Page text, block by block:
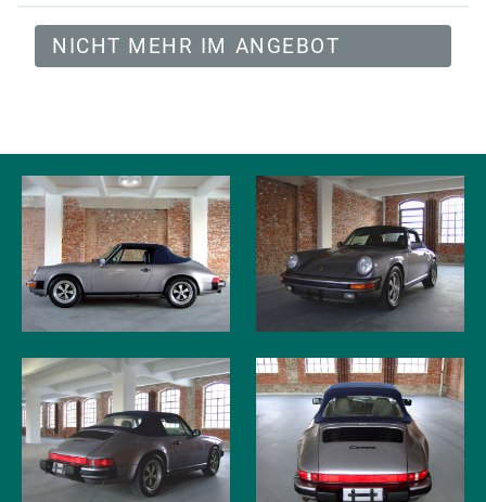
NICHT MEHR IM ANGEBOT